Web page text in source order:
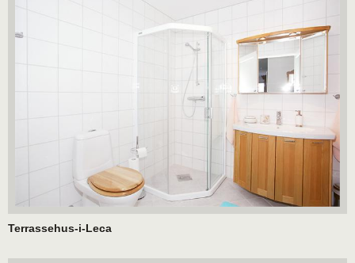
Terrassehus-i-Leca